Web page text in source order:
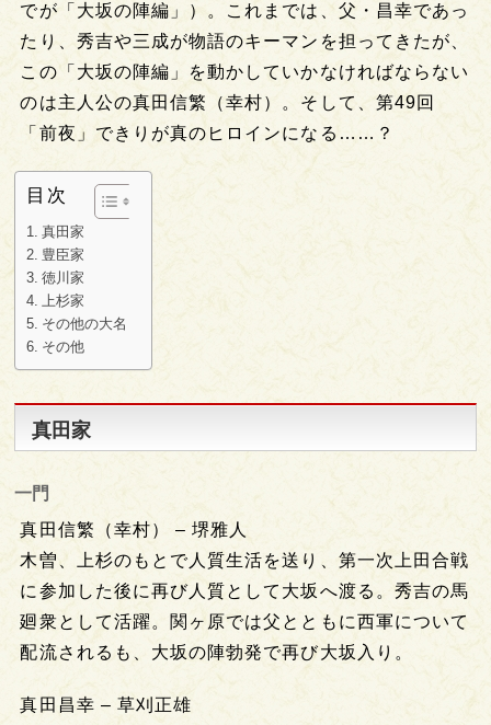
でが「大坂の陣編」）。これまでは、父・昌幸であっ
たり、秀吉や三成が物語のキーマンを担ってきたが、
この「大坂の陣編」を動かしていかなければならない
のは主人公の真田信繁（幸村）。そして、第49回
「前夜」できりが真のヒロインになる……？
目次
真田家
豊臣家
徳川家
上杉家
その他の大名
その他
真田家
一門
真田信繁（幸村） – 堺雅人
木曽、上杉のもとで人質生活を送り、第一次上田合戦
に参加した後に再び人質として大坂へ渡る。秀吉の馬
廻衆として活躍。関ヶ原では父とともに西軍について
配流されるも、大坂の陣勃発で再び大坂入り。
真田昌幸 – 草刈正雄